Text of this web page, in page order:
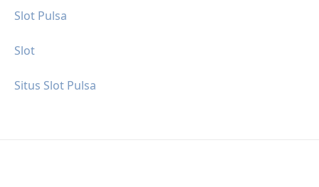
Slot Pulsa
Slot
Situs Slot Pulsa